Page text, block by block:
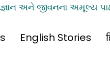
જ્ઞાન અને જીવનના અમૂલ્ય
English Stories